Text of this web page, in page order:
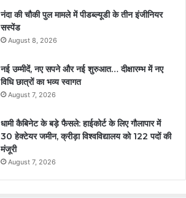
नंदा की चौकी पुल मामले में पीडब्ल्यूडी के तीन इंजीनियर
सस्पेंड
August 8, 2026
नई उम्मीदें, नए सपने और नई शुरुआत… दीक्षारम्भ में नए
विधि छात्रों का भव्य स्वागत
August 7, 2026
धामी कैबिनेट के बड़े फैसले: हाईकोर्ट के लिए गौलापार में
30 हेक्टेयर जमीन, क्रीड़ा विश्वविद्यालय को 122 पदों की
मंजूरी
August 7, 2026